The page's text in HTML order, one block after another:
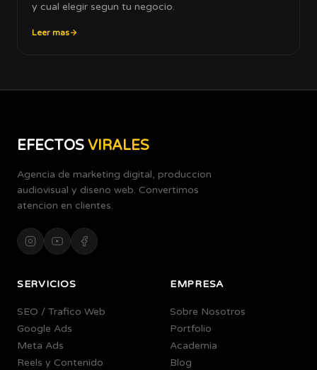
y cual elegir segun tu negocio.
Leer mas
EFECTOS VIRALES
Agencia de marketing digital, produccion
audiovisual y diseno web. Convertimos
atencion en clientes.
SERVICIOS
SEO / Trafico Web
Google Ads
Meta Ads
Reels y Contenido
EMPRESA
Sobre Nosotros
Portfolio
Academia
Blog